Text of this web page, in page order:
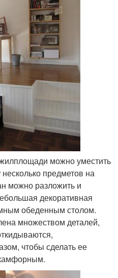
можно уместить
предметов на
можно разложить и
декоративная
обеденным столом.
множеством деталей,
чтобы сделать ее